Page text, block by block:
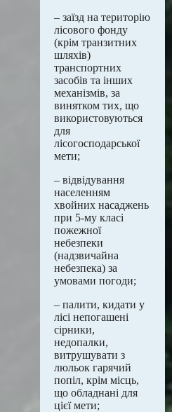
– заїзд на територію
лісового фонду
(крім транзитних
шляхів)
транспортних
засобів та інших
механізмів, за
винятком тих, що
використовуються
для
лісогосподарської
мети;
– відвідування
населенням
хвойних насаджень
при 5-му класі
пожежної
небезпеки
(надзвичайна
небезпека) за
умовами погоди;
– палити, кидати у
лісі непогашені
сірники,
недопалки,
витрушувати з
люльок гарячий
попіл, крім місць,
що обладнані для
цієї мети;